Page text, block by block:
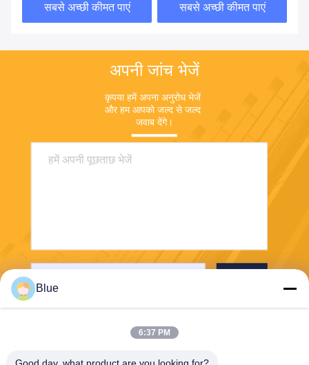
सबसे अच्छी कीमत पाएं सबसे अच्छी कीमत पाएं
अपनी जांच भेजें
कृपया हमें अपना अनुरोध भेजें
और हम आपको जल्द से जल्द
जवाब देंगे।
Blue
6:37 PM